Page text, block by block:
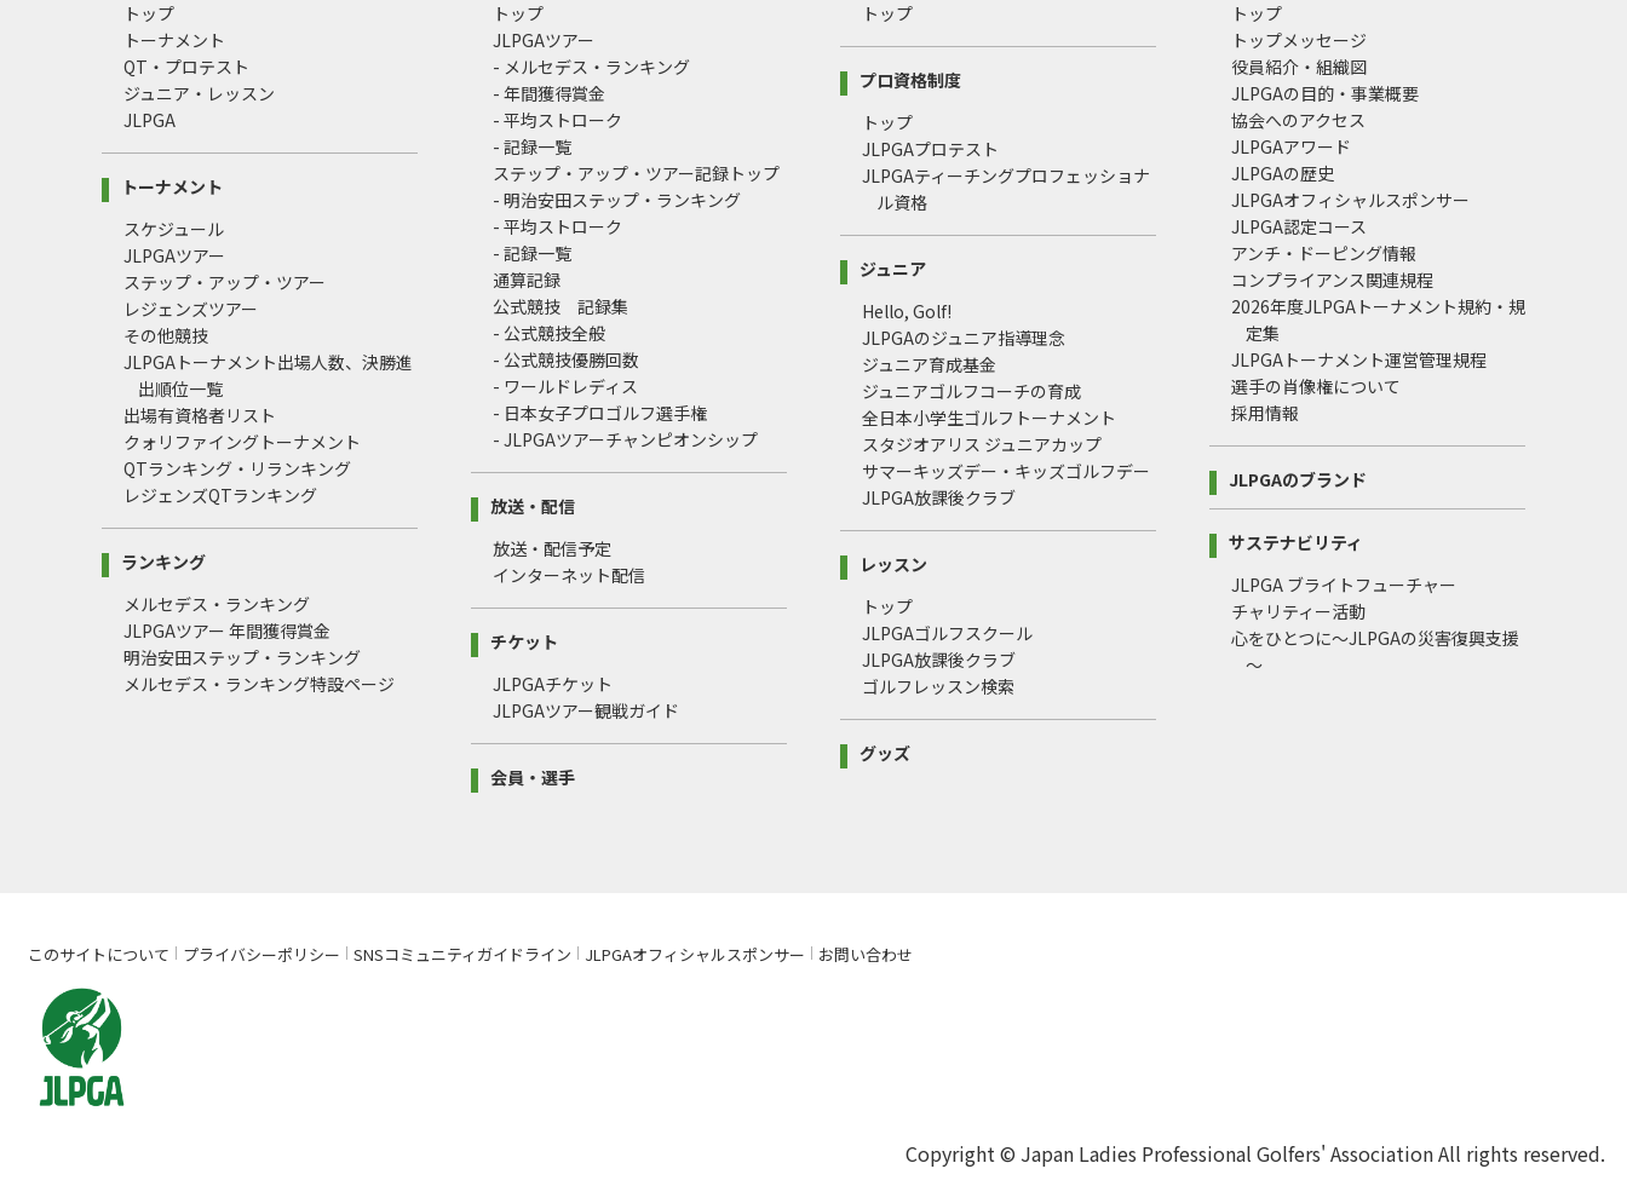
トップ
トーナメント
QT・プロテスト
ジュニア・レッスン
JLPGA
トーナメント
スケジュール
JLPGAツアー
ステップ・アップ・ツアー
レジェンズツアー
その他競技
JLPGAトーナメント出場人数、決勝進
出順位一覧
出場有資格者リスト
クォリファイングトーナメント
QTランキング・リランキング
レジェンズQTランキング
ランキング
メルセデス・ランキング
JLPGAツアー 年間獲得賞金
明治安田ステップ・ランキング
メルセデス・ランキング特設ページ
トップ
JLPGAツアー
- メルセデス・ランキング
- 年間獲得賞金
- 平均ストローク
- 記録一覧
ステップ・アップ・ツアー記録トップ
- 明治安田ステップ・ランキング
- 平均ストローク
- 記録一覧
通算記録
公式競技 記録集
- 公式競技全般
- 公式競技優勝回数
- ワールドレディス
- 日本女子プロゴルフ選手権
- JLPGAツアーチャンピオンシップ
放送・配信
放送・配信予定
インターネット配信
チケット
JLPGAチケット
JLPGAツアー観戦ガイド
会員・選手
トップ
プロ資格制度
トップ
JLPGAプロテスト
JLPGAティーチングプロフェッショナ
ル資格
ジュニア
Hello, Golf!
JLPGAのジュニア指導理念
ジュニア育成基金
ジュニアゴルフコーチの育成
全日本小学生ゴルフトーナメント
スタジオアリス ジュニアカップ
サマーキッズデー・キッズゴルフデー
JLPGA放課後クラブ
レッスン
トップ
JLPGAゴルフスクール
JLPGA放課後クラブ
ゴルフレッスン検索
グッズ
トップ
トップメッセージ
役員紹介・組織図
JLPGAの目的・事業概要
協会へのアクセス
JLPGAアワード
JLPGAの歴史
JLPGAオフィシャルスポンサー
JLPGA認定コース
アンチ・ドーピング情報
コンプライアンス関連規程
2026年度JLPGAトーナメント規約・規
定集
JLPGAトーナメント運営管理規程
選手の肖像権について
採用情報
JLPGAのブランド
サステナビリティ
JLPGA ブライトフューチャー
チャリティー活動
心をひとつに～JLPGAの災害復興支援
～
このサイトについて プライバシーポリシー SNSコミュニティガイドライン JLPGAオフィシャルスポンサー お問い合わせ
Copyright © Japan Ladies Professional Golfers' Association All rights reserved.